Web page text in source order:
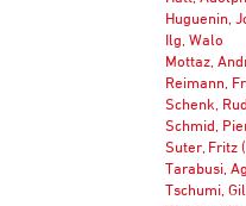
Huguenin,
Ilg, Walo
Mottaz,
Reimann,
Schenk,
Schmid,
Suter, Fritz
Tarabusi,
Tschumi,